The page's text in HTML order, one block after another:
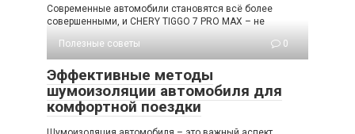
Современные автомобили становятся всё более
совершенными, и CHERY TIGGO 7 PRO MAX – не
Полезные советы
0
Эффективные методы
шумоизоляции автомобиля для
комфортной поездки